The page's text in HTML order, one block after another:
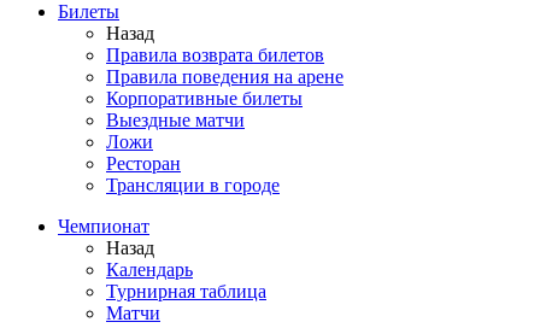
Билеты
Назад
Правила возврата билетов
Правила поведения на арене
Корпоративные билеты
Выездные матчи
Ложи
Ресторан
Трансляции в городе
Чемпионат
Назад
Календарь
Турнирная таблица
Матчи